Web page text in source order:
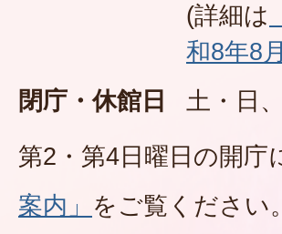
(詳細は
和8年8
閉庁・休館日
土・日
第2・第4日曜日の開庁
案内」 をご覧ください。